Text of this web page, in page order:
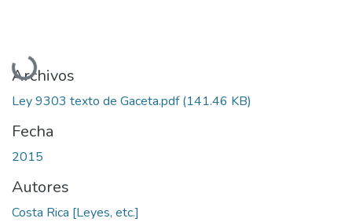
Cargando...
Archivos
Ley 9303 texto de Gaceta.pdf(141.46 KB)
Fecha
2015
Autores
Costa Rica [Leyes, etc.]